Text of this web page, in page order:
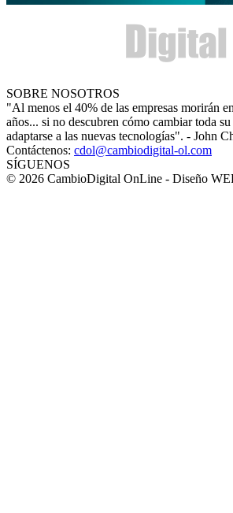
SOBRE NOSOTROS
"Al menos el 40% de las empresas morirán
años... si no descubren cómo cambiar toda
adaptarse a las nuevas tecnologías". - John
Contáctenos: cdol@cambiodigital-ol.com
SÍGUENOS
© 2026 CambioDigital OnLine - Diseño